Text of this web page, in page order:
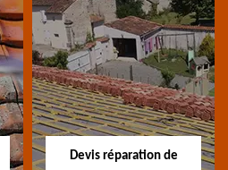
Devis toiture 43
Devis toiture 43 Haute-
Loire
Devis réparation de